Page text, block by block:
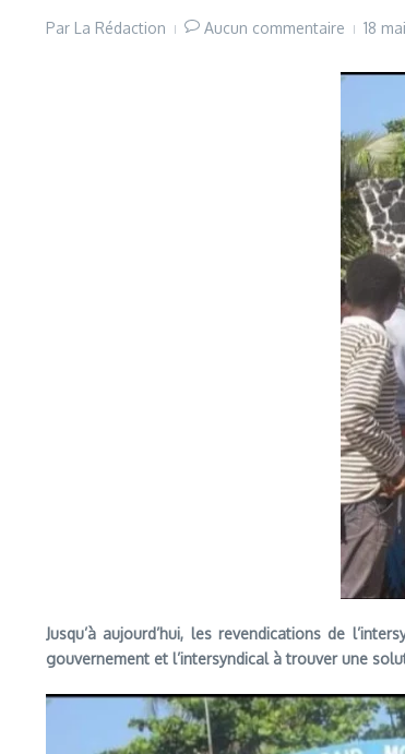
Par La Rédaction Aucun commentaire 18
Jusqu’à aujourd’hui, les revendications de
gouvernement et l’intersyndical à trouver une